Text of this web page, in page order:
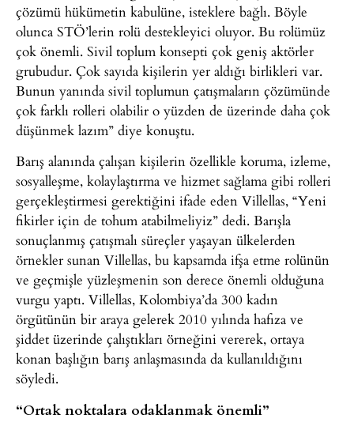
çözümü hükümetin kabulüne, isteklere bağlı. Böyle
olunca STÖ’lerin rolü destekleyici oluyor. Bu rolümüz
çok önemli. Sivil toplum konsepti çok geniş aktörler
grubudur. Çok sayıda kişilerin yer aldığı birlikleri var.
Bunun yanında sivil toplumun çatışmaların çözümünde
çok farklı rolleri olabilir o yüzden de üzerinde daha çok
düşünmek lazım” diye konuştu.
Barış alanında çalışan kişilerin özellikle koruma, izleme,
sosyalleşme, kolaylaştırma ve hizmet sağlama gibi rolleri
gerçekleştirmesi gerektiğini ifade eden Villellas, “Yeni
fikirler için de tohum atabilmeliyiz” dedi. Barışla
sonuçlanmış çatışmalı süreçler yaşayan ülkelerden
örnekler sunan Villellas, bu kapsamda ifşa etme rolünün
ve geçmişle yüzleşmenin son derece önemli olduğuna
vurgu yaptı. Villellas, Kolombiya’da 300 kadın
örgütünün bir araya gelerek 2010 yılında hafıza ve
şiddet üzerinde çalıştıkları örneğini vererek, ortaya
konan başlığın barış anlaşmasında da kullanıldığını
söyledi.
“Ortak noktalara odaklanmak önemli”